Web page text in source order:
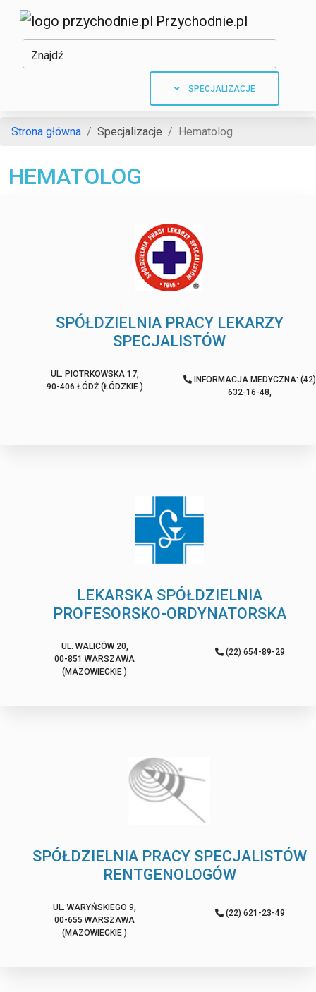
Przychodnie.pl
Znajdź
SPECJALIZACJE
Strona główna Specjalizacje Hematolog
HEMATOLOG
SPÓŁDZIELNIA PRACY LEKARZY
SPECJALISTÓW
UL. PIOTRKOWSKA 17,
90-406 ŁÓDŹ (ŁÓDZKIE )
INFORMACJA MEDYCZNA: (42)
632-16-48,
LEKARSKA SPÓŁDZIELNIA
PROFESORSKO-ORDYNATORSKA
UL. WALICÓW 20,
00-851 WARSZAWA
(MAZOWIECKIE )
(22) 654-89-29
SPÓŁDZIELNIA PRACY SPECJALISTÓW
RENTGENOLOGÓW
UL. WARYŃSKIEGO 9,
00-655 WARSZAWA
(MAZOWIECKIE )
(22) 621-23-49